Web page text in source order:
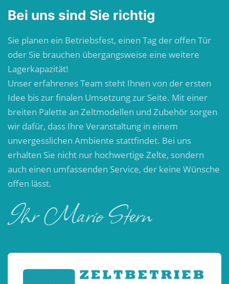
Bei uns sind Sie richtig
Sie planen ein Betriebsfest, einen Tag der offen Tür
oder Sie brauchen übergangsweise eine weitere
Lagerkapazität!
Unser erfahrenes Team steht Ihnen von der ersten
Idee bis zur finalen Umsetzung zur Seite. Mit einer
breiten Palette an Zeltmodellen und Zubehör sorgen
wir dafür, dass Ihre Veranstaltung in einem
unvergesslichen Ambiente stattfindet. Bei uns
erhalten Sie nicht nur hochwertige Zelte, sondern
auch einen umfassenden Service, der keine Wünsche
offen lässt.
Ihr Mario Stern